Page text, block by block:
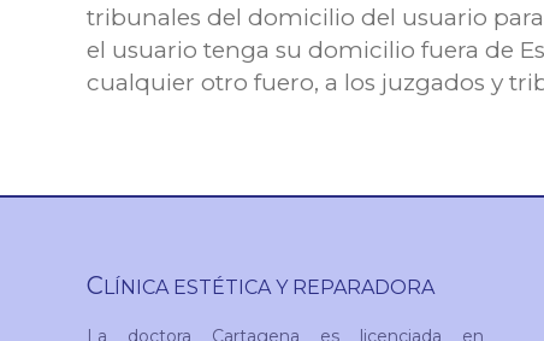
tribunales del domicilio del usuario
el usuario tenga su domicilio fuera de
cualquier otro fuero, a los juzgados y
CLÍNICA ESTÉTICA Y REPARADORA
La doctora Cartagena es licenciada en